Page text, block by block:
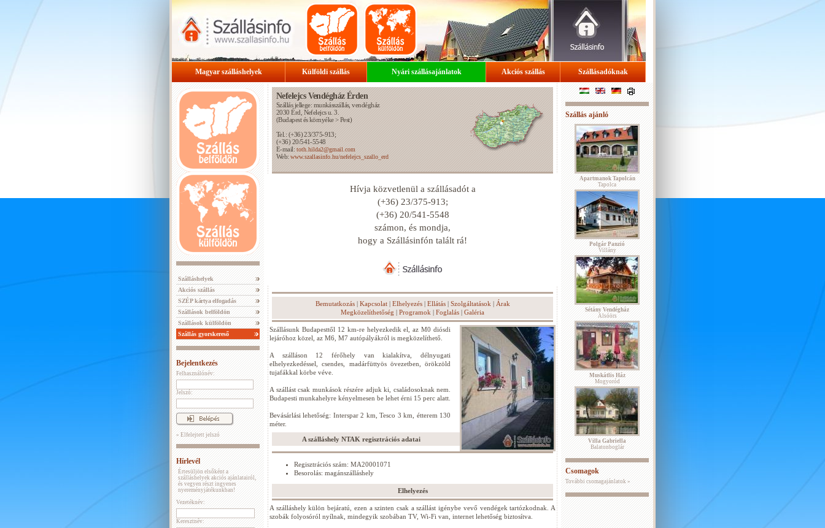
Magyar szálláshelyek Külföldi szállás Nyári szállásajánlatok Akciós szállás Szállásadóknak
Szálláshelyek
Akciós szállás
SZÉP kártya elfogadás
Szállások belföldön
Szállások külföldön
Szállás gyorskereső
Bejelentkezés
Felhasználónév:
Jelszó:
» Elfelejtett jelszó
Hírlevél
Értesüljön elsőként a
szálláshelyek akciós ajánlatairól,
és vegyen részt ingyenes
nyereményjátékunkban!
Vezetéknév:
Keresztnév:
Nefelejcs Vendégház Érden
Szállás jellege: munkásszállás, vendégház
2030Érd , Nefelejcs u. 3.
(Budapest és környéke>Pest)
Tel.: (+36) 23/375-913;
(+36) 20/541-5548
E-mail: toth.hilda2@gmail.com
Web:www.szallasinfo.hu/nefelejcs_szallo_erd
Hívja közvetlenül a szállásadót a
(+36) 23/375-913;
(+36) 20/541-5548
számon, és mondja,
hogy a Szállásinfón talált rá!
Bemutatkozás| Kapcsolat| Elhelyezés| Ellátás| Szolgáltatások | Árak
Megközelíthetőség | Programok | Foglalás | Galéria
Szállásunk Budapesttől 12 km-re helyezkedik el, az M0 diósdi
lejáróhoz közel, az M6, M7 autópályákról is megközelíthető.
A szálláson 12 férőhely van kialakítva, délnyugati
elhelyezkedéssel, csendes, madárfüttyös övezetben, örökzöld
tujafákkal körbe véve.
A szállást csak munkások részére adjuk ki, családosoknak nem.
Budapesti munkahelyre kényelmesen be lehet érni 15 perc alatt.
Bevásárlási lehetőség: Interspar 2 km, Tesco 3 km, étterem 130
méter.
A szálláshely NTAK regisztrációs adatai
Regisztrációs szám: MA20001071
Besorolás: magánszálláshely
Elhelyezés
A szálláshely külön bejáratú, ezen a szinten csak a szállást igénybe vevő vendégek tartózkodnak. A
szobák folyosóról nyílnak, mindegyik szobában TV, Wi-Fi van, internet lehetőség biztosítva.
Szállás ajánló
Apartmanok Tapolcán
Tapolca
Polgár Panzió
Villány
Sétány Vendégház
Alsóörs
Muskátlis Ház
Mogyoród
Villa Gabriella
Balatonboglár
Csomagok
További csomagajánlatok »